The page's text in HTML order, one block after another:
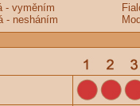
- vyměním
- nesháním